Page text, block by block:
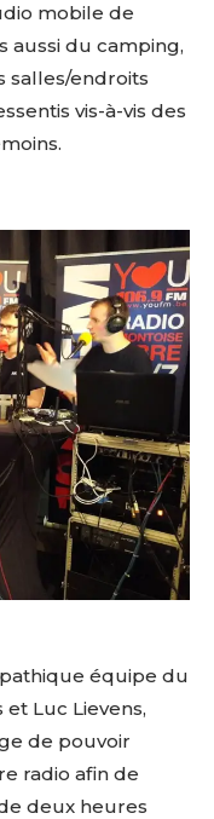
mobile de
aussi du camping,
salles/endroits
vis-à-vis des
équipe du
Luc Lievens,
de pouvoir
radio afin de
deux heures